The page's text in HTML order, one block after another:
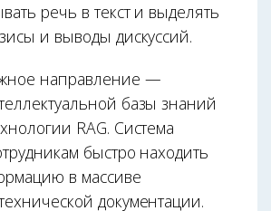
речь в текст и выделять
и выводы дискуссий.
направление —
базы знаний
RAG. Система
быстро находить
в массиве
документации.